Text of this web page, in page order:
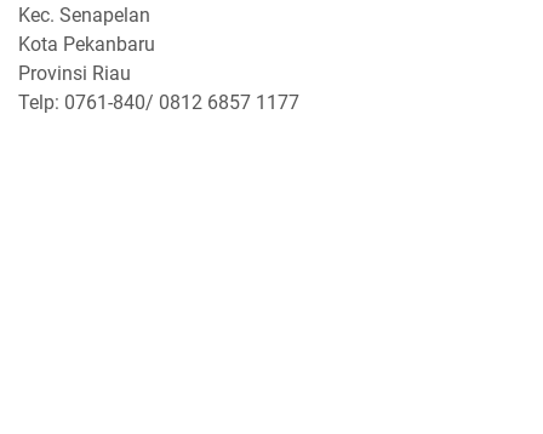
Kec. Senapelan
Kota Pekanbaru
Provinsi Riau
Telp: 0761-840/ 0812 6857 1177